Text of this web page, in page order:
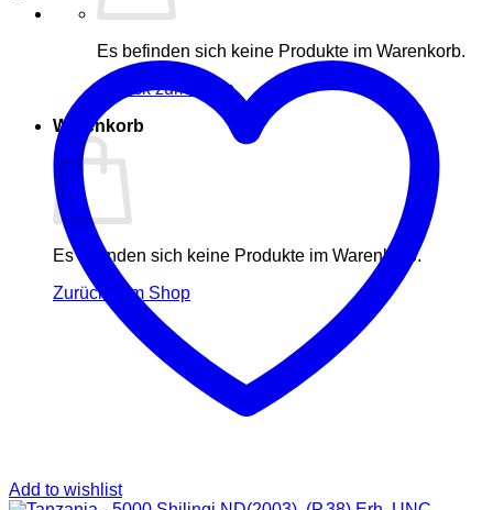
Es befinden sich keine Produkte im Warenkorb.
Zurück zum Shop
Warenkorb
Es befinden sich keine Produkte im Warenkorb.
Zurück zum Shop
Add to wishlist